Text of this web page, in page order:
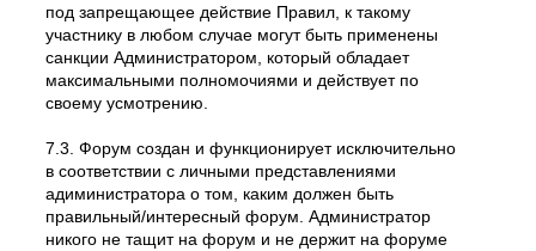
под запрещающее действие Правил, к такому
участнику в любом случае могут быть применены
санкции Администратором, который обладает
максимальными полномочиями и действует по
своему усмотрению.
7.3. Форум создан и функционирует исключительно
в соответствии с личными представлениями
адиминистратора о том, каким должен быть
правильный/интересный форум. Администратор
никого не тащит на форум и не держит на форуме